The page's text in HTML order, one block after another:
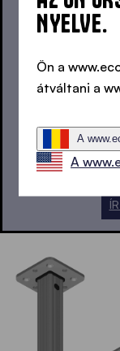
ÚJ
NYELVE.
Ön a
átváltani a
A
A